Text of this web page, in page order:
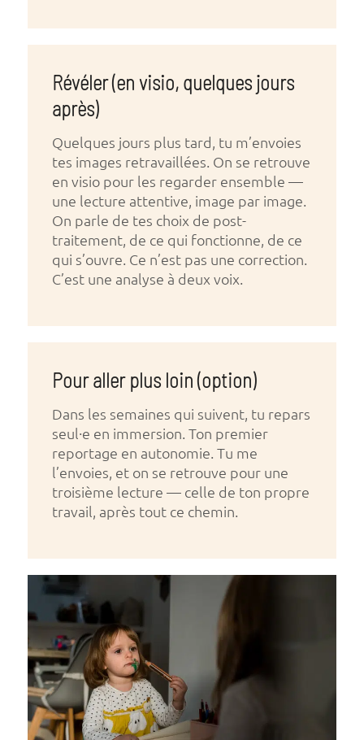
Révéler (en visio, quelques jours
après)
Quelques jours plus tard, tu m’envoies
tes images retravaillées. On se retrouve
en visio pour les regarder ensemble —
une lecture attentive, image par image.
On parle de tes choix de post-
traitement, de ce qui fonctionne, de ce
qui s’ouvre. Ce n’est pas une correction.
C’est une analyse à deux voix.
Pour aller plus loin (option)
Dans les semaines qui suivent, tu repars
seul·e en immersion. Ton premier
reportage en autonomie. Tu me
l’envoies, et on se retrouve pour une
troisième lecture — celle de ton propre
travail, après tout ce chemin.